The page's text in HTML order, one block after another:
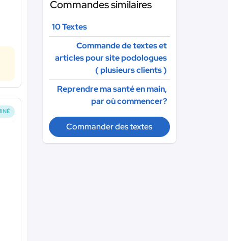
Commandes similaires
10 Textes
Commande de textes et
articles pour site podologues
( plusieurs clients )
Reprendre ma santé en main,
par où commencer?
Commander des textes